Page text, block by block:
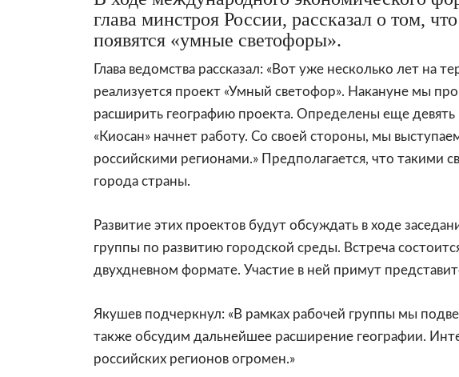
глава минстроя России, рассказал о том,
появятся «умные светофоры».
Глава ведомства рассказал: «Вот уже несколько лет на
реализуется проект «Умный светофор». Накануне мы
расширить географию проекта. Определены еще девять
«Киосан» начнет работу. Со своей стороны, мы
российскими регионами.» Предполагается, что такими
города страны.
Развитие этих проектов будут обсуждать в ходе
группы по развитию городской среды. Встреча
двухдневном формате. Участие в ней примут
Якушев подчеркнул: «В рамках рабочей группы мы
также обсудим дальнейшее расширение географии.
российских регионов огромен.»